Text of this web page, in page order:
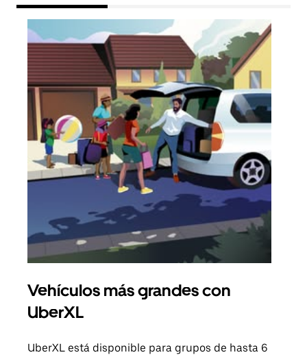
Vehículos más grandes con
UberXL
UberXL está disponible para grupos de hasta 6